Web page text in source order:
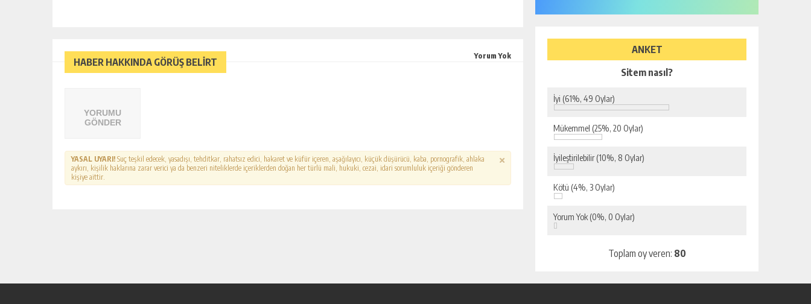
HABER HAKKINDA GÖRÜŞ BELİRT
Yorum Yok
YORUMU
GÖNDER
YASAL UYARI! Suç teşkil edecek, yasadışı, tehditkar, rahatsız edici, hakaret ve küfür içeren, aşağılayıcı, küçük düşürücü, kaba, pornografik, ahlaka
aykırı, kişilik haklarına zarar verici ya da benzeri niteliklerde içeriklerden doğan her türlü mali, hukuki, cezai, idari sorumluluk içeriği gönderen
kişiye aittir.
ANKET
Sitem nasıl?
İyi (61%, 49 Oylar)
Mükemmel (25%, 20 Oylar)
İyileştirilebilir(10%, 8 Oylar)
Kötü (4%, 3 Oylar)
Yorum Yok (0%, 0 Oylar)
Toplam oy veren: 80